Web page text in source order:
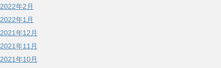
2022年2月
2022年1月
2021年12月
2021年11月
2021年10月